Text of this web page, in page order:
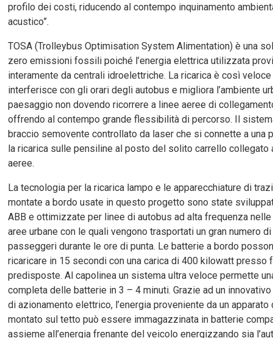
profilo dei costi, riducendo al contempo inquinamento
acustico”.
TOSA (Trolleybus Optimisation System Alimentation) è una
zero emissioni fossili poiché l’energia elettrica utilizzata
interamente da centrali idroelettriche. La ricarica è così veloce
interferisce con gli orari degli autobus e migliora l’ambiente
paesaggio non dovendo ricorrere a linee aeree di
offrendo al contempo grande flessibilità di percorso. Il
braccio semovente controllato da laser che si connette a una
la ricarica sulle pensiline al posto del solito carrello collegato
aeree.
La tecnologia per la ricarica lampo e le apparecchiature di
montate a bordo usate in questo progetto sono state
ABB e ottimizzate per linee di autobus ad alta frequenza
aree urbane con le quali vengono trasportati un gran numero di
passeggeri durante le ore di punta. Le batterie a bordo
ricaricare in 15 secondi con una carica di 400 kilowatt presso
predisposte. Al capolinea un sistema ultra veloce permette
completa delle batterie in 3 – 4 minuti. Grazie ad un
di azionamento elettrico, l’energia proveniente da un apparato
montato sul tetto può essere immagazzinata in batterie
assieme all’energia frenante del veicolo energizzando sia